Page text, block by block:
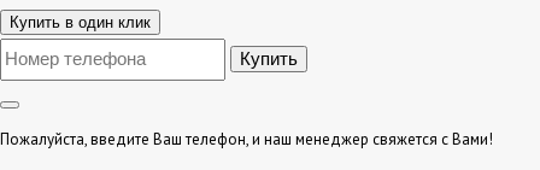
Купить в один клик
Пожалуйста, введите Ваш телефон, и наш менеджер свяжется с Вами!